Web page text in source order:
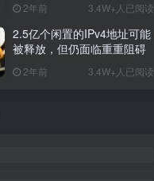
2年前 3.4W+人已阅读
2.5亿个闲置的IPv4地址可能
被释放，但仍面临重重阻碍
2年前 3.4W+人已阅读